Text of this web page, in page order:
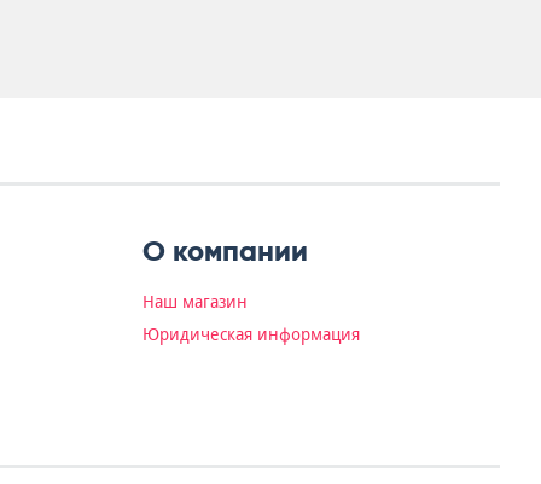
О компании
Наш магазин
Юридическая информация